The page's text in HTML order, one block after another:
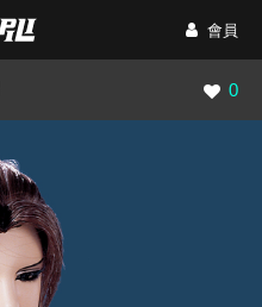
會員
瀏覽
0